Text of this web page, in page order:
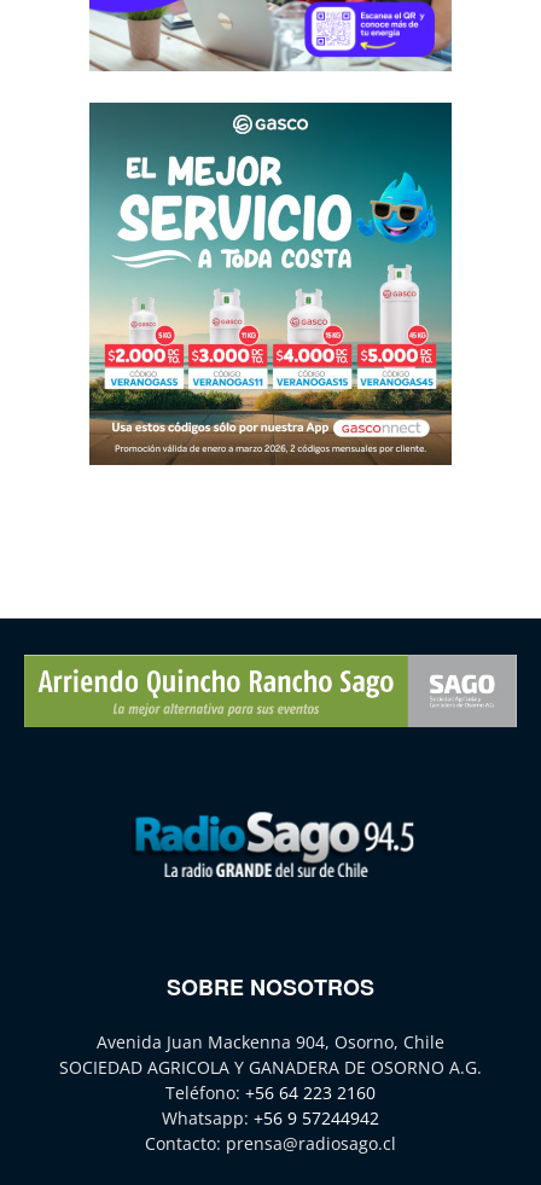
SOBRE NOSOTROS
Avenida Juan Mackenna 904, Osorno, Chile
SOCIEDAD AGRICOLA Y GANADERA DE OSORNO A.G.
Teléfono: +56 64 223 2160
Whatsapp: +56 9 57244942
Contacto: prensa@radiosago.cl